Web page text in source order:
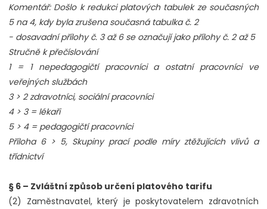
Komentář: Došlo k redukci platových tabulek ze současných
5 na 4, kdy byla zrušena současná tabulka č. 2
- dosavadní přílohy č. 3 až 6 se označují jako přílohy č. 2 až 5
Stručně k přečíslování
1 = 1 nepedagogičtí pracovníci a ostatní pracovníci ve
veřejných službách
3 > 2 zdravotníci, sociální pracovníci
4 > 3 = lékaři
5 > 4 = pedagogičtí pracovníci
Příloha 6 > 5, Skupiny prací podle míry ztěžujících vlivů a
třídnictví
§ 6 – Zvláštní způsob určení platového tarifu
(2) Zaměstnavatel, který je poskytovatelem zdravotních